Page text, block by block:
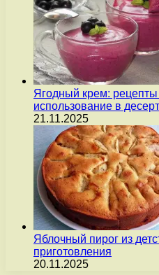
Ягодный крем: рецепты
использование в
21.11.2025
Яблочный пирог из
приготовления
20.11.2025